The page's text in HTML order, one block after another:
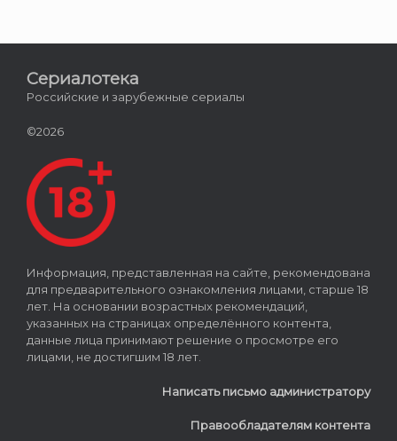
Сериалотека
Российские и зарубежные сериалы
©2026
Информация, представленная на сайте, рекомендована
для предварительного ознакомления лицами, старше 18
лет. На основании возрастных рекомендаций,
указанных на страницах определённого контента,
данные лица принимают решение о просмотре его
лицами, не достигшим 18 лет.
Написать письмо администратору
Правообладателям контента